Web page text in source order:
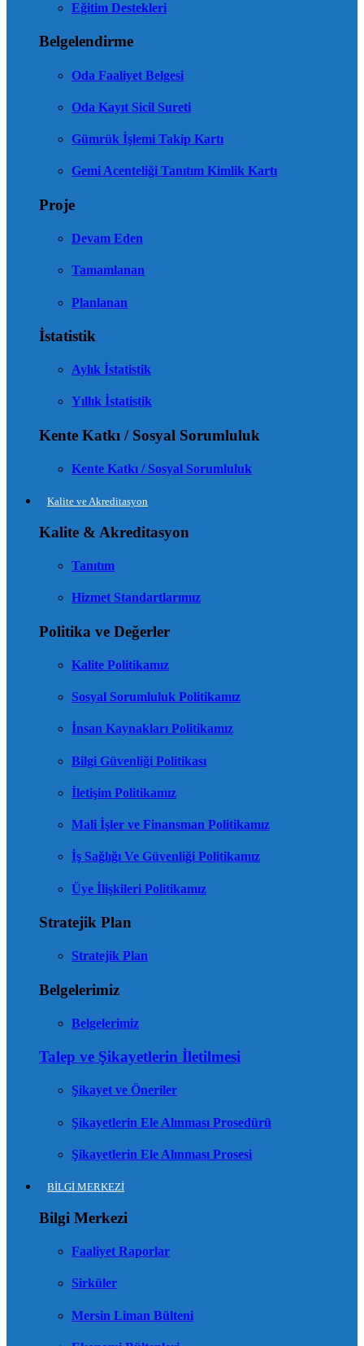
Eğitim Destekleri
Belgelendirme
Oda Faaliyet Belgesi
Oda Kayıt Sicil Sureti
Gümrük İşlemi Takip Kartı
Gemi Acenteliği Tanıtım Kimlik Kartı
Proje
Devam Eden
Tamamlanan
Planlanan
İstatistik
Aylık İstatistik
Yıllık İstatistik
Kente Katkı / Sosyal Sorumluluk
Kente Katkı / Sosyal Sorumluluk
Kalite ve Akreditasyon
Kalite & Akreditasyon
Tanıtım
Hizmet Standartlarımız
Politika ve Değerler
Kalite Politikamız
Sosyal Sorumluluk Politikamız
İnsan Kaynakları Politikamız
Bilgi Güvenliği Politikası
İletişim Politikamız
Mali İşler ve Finansman Politikamız
İş Sağlığı Ve Güvenliği Politikamız
Üye İlişkileri Politikamız
Stratejik Plan
Stratejik Plan
Belgelerimiz
Belgelerimiz
Talep ve Şikayetlerin İletilmesi
Şikayet ve Öneriler
Şikayetlerin Ele Alınması Prosedürü
Şikayetlerin Ele Alınması Prosesi
BİLGİ MERKEZİ
Bilgi Merkezi
Faaliyet Raporlar
Sirküler
Mersin Liman Bülteni